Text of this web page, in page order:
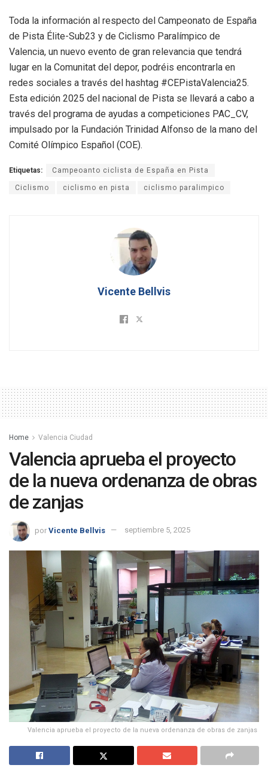
Toda la información al respecto del Campeonato de España
de Pista Élite-Sub23 y de Ciclismo Paralímpico de
Valencia, un nuevo evento de gran relevancia que tendrá
lugar en la Comunitat del depor, podréis encontrarla en
redes sociales a través del hashtag #CEPistaValencia25.
Esta edición 2025 del nacional de Pista se llevará a cabo a
través del programa de ayudas a competiciones PAC_CV,
impulsado por la Fundación Trinidad Alfonso de la mano del
Comité Olímpico Español (COE).
Etiquetas: Campeoanto ciclista de España en Pista
Ciclismo ciclismo en pista ciclismo paralimpico
Vicente Bellvis
Home Valencia Ciudad
Valencia aprueba el proyecto
de la nueva ordenanza de obras
de zanjas
por Vicente Bellvis septiembre 5, 2025
Valencia aprueba el proyecto de la nueva ordenanza de obras de zanjas